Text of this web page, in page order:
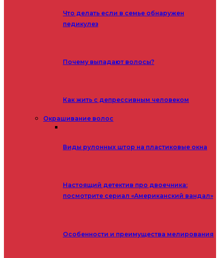
Что делать если в семье обнаружен
педикулез
Почему выпадают волосы?
Как жить с депрессивным человеком
Окрашивание волос
Виды рулонных штор на пластиковые окна
Настоящий детектив про двоечника:
посмотрите сериал «Американский вандал»
Особенности и преимущества мелирования